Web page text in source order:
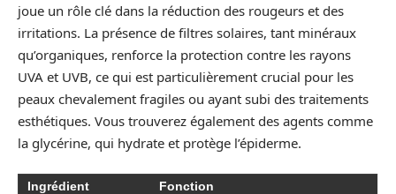
joue un rôle clé dans la réduction des rougeurs et des
irritations. La présence de filtres solaires, tant minéraux
qu’organiques, renforce la protection contre les rayons
UVA et UVB, ce qui est particulièrement crucial pour les
peaux chevalement fragiles ou ayant subi des traitements
esthétiques. Vous trouverez également des agents comme
la glycérine, qui hydrate et protège l’épiderme.
Ingrédient Fonction